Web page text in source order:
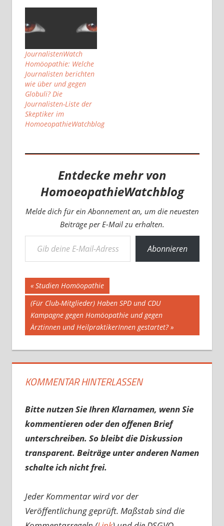
JournalistenWatch
Homöopathie: Welche
Journalisten berichten
wie über und gegen
Globuli? Die
Journalisten-Liste der
Skeptiker im
HomoeopathieWatchblog
Entdecke mehr von
HomoeopathieWatchblog
Melde dich für ein Abonnement an, um die neuesten
Beiträge per E-Mail zu erhalten.
Gib deine E-Mail-Adresse ein ...
Abonnieren
Beitragsnavigation
Vorheriger
Beitrag:
Studien Homöopathie
Nächster
Beitrag:
(Für Club-Mitglieder) Haben SPD und CDU
Kampagne gegen Homöopathie und gegen
Ärztinnen und HeilpraktikerInnen gestartet?
KOMMENTAR HINTERLASSEN
Bitte nutzen Sie Ihren Klarnamen, wenn Sie
kommentieren oder den offenen Brief
unterschreiben. So bleibt die Diskussion
transparent. Beiträge unter anderen Namen
schalte ich nicht frei.
Jeder Kommentar wird vor der
Veröffentlichung geprüft. Maßstab sind die